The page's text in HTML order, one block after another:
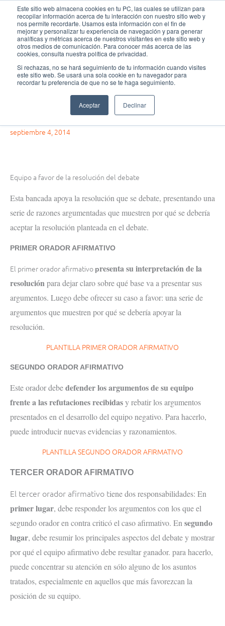
Este sitio web almacena cookies en tu PC, las cuales se utilizan para
recopilar información acerca de tu interacción con nuestro sitio web y
nos permite recordarte. Usamos esta información con el fin de
mejorar y personalizar tu experiencia de navegación y para generar
analíticas y métricas acerca de nuestros visitantes en este sitio web y
otros medios de comunicación. Para conocer más acerca de las
cookies, consulta nuestra política de privacidad.
Si rechazas, no se hará seguimiento de tu información cuando visites
este sitio web. Se usará una sola cookie en tu navegador para
recordar tu preferencia de que no se te haga seguimiento.
Aceptar Declinar
contenido
Fundación Actívate
Formación de debate,Ligas y torneos de
Equipo a favor de la resolución del debate
septiembre 4, 2014
Equipo a favor de la resolución del debate
Esta bancada apoya la resolución que se debate, presentando una
serie de razones argumentadas que muestren por qué se debería
aceptar la resolución planteada en el debate.
PRIMER ORADOR AFIRMATIVO
El primer orador afirmativo presenta su interpretación de la
resoluciónpara dejar claro sobre qué base va a presentar sus
argumentos. Luego debe ofrecer su caso a favor: una serie de
argumentos que muestren por qué se debería apoyar la
resolución.
PLANTILLA PRIMER ORADOR AFIRMATIVO
SEGUNDO ORADOR AFIRMATIVO
Este orador debedefender los argumentos de su equipo
frente a las refutaciones recibidasy rebatir los argumentos
presentados en el desarrollo del equipo negativo. Para hacerlo,
puede introducir nuevas evidencias y razonamientos.
PLANTILLA SEGUNDO ORADOR AFIRMATIVO
TERCER ORADOR AFIRMATIVO
El tercer orador afirmativo tiene dos responsabilidades: En
primer lugar, debe responder los argumentos con los que el
segundo orador en contra criticó el caso afirmativo. Ensegundo
lugar, debe resumir los principales aspectos del debate y mostrar
por qué el equipo afirmativo debe resultar ganador. para hacerlo,
puede concentrar su atención en sólo alguno de los asuntos
tratados, especialmente en aquellos que más favorezcan la
posición de su equipo.